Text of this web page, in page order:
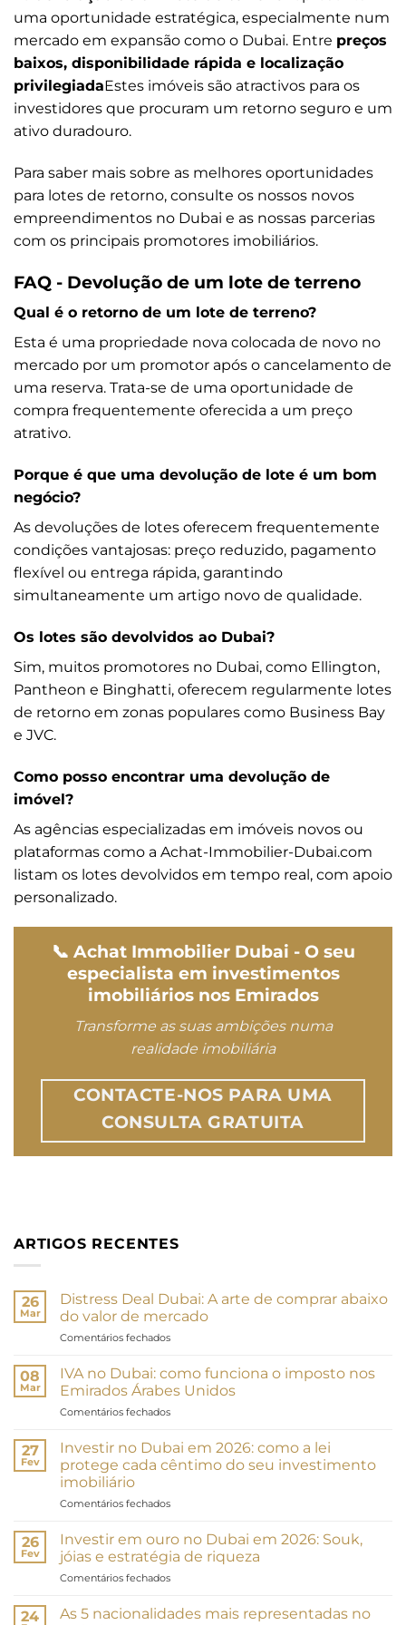
uma oportunidade estratégica, especialmente num
mercado em expansão como o Dubai. Entre preços
baixos, disponibilidade rápida e localização
privilegiadaEstes imóveis são atractivos para os
investidores que procuram um retorno seguro e um
ativo duradouro.
Para saber mais sobre as melhores oportunidades
para lotes de retorno, consulte os nossos novos
empreendimentos no Dubai e as nossas parcerias
com os principais promotores imobiliários.
FAQ - Devolução de um lote de terreno
Qual é o retorno de um lote de terreno?
Esta é uma propriedade nova colocada de novo no
mercado por um promotor após o cancelamento de
uma reserva. Trata-se de uma oportunidade de
compra frequentemente oferecida a um preço
atrativo.
Porque é que uma devolução de lote é um bom
negócio?
As devoluções de lotes oferecem frequentemente
condições vantajosas: preço reduzido, pagamento
flexível ou entrega rápida, garantindo
simultaneamente um artigo novo de qualidade.
Os lotes são devolvidos ao Dubai?
Sim, muitos promotores no Dubai, como Ellington,
Pantheon e Binghatti, oferecem regularmente lotes
de retorno em zonas populares como Business Bay
e JVC.
Como posso encontrar uma devolução de
imóvel?
As agências especializadas em imóveis novos ou
plataformas como a Achat-Immobilier-Dubai.com
listam os lotes devolvidos em tempo real, com apoio
personalizado.
📞 Achat Immobilier Dubai - O seu
especialista em investimentos
imobiliários nos Emirados
Transforme as suas ambições numa
realidade imobiliária
CONTACTE-NOS PARA UMA
CONSULTA GRATUITA
ARTIGOS RECENTES
26
Mar
Distress Deal Dubai: A arte de comprar abaixo
do valor de mercado
Comentários fechadosem
Deal
Dubai
:
L’art
en
dessous
08
Mar
IVA no Dubai: como funciona o imposto nos
Emirados Árabes Unidos
Comentários fechadosem
Dubaï
:
fonctionne
taxe
aux
Émirats
arabes
27
Fev
Investir no Dubai em 2026: como a lei
protege cada cêntimo do seu investimento
imobiliário
Comentários fechadosem
à
Dubaï
en
2026
Comment
26
Fev
Investir em ouro no Dubai em 2026: Souk,
jóias e estratégia de riqueza
Comentários fechadosem
dans
24
As 5 nacionalidades mais representadas no